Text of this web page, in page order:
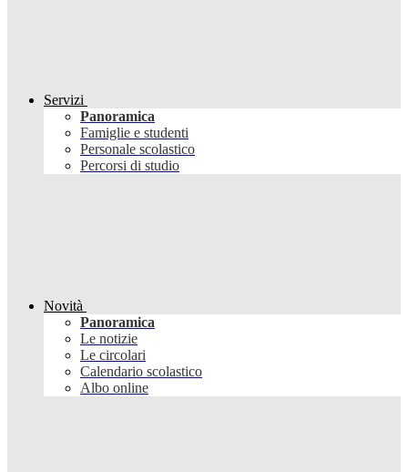
Servizi
Panoramica
Famiglie e studenti
Personale scolastico
Percorsi di studio
Novità
Panoramica
Le notizie
Le circolari
Calendario scolastico
Albo online